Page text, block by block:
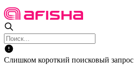
Слишком короткий поисковый запрос